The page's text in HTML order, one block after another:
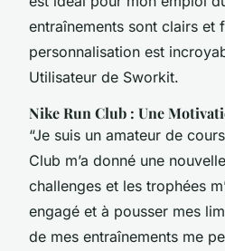
entraînements sont clairs et
personnalisation est
Utilisateur de Sworkit.
Nike Run Club : Une
“Je suis un amateur de
Club m’a donné une
challenges et les trophées
engagé et à pousser mes
de mes entraînements me